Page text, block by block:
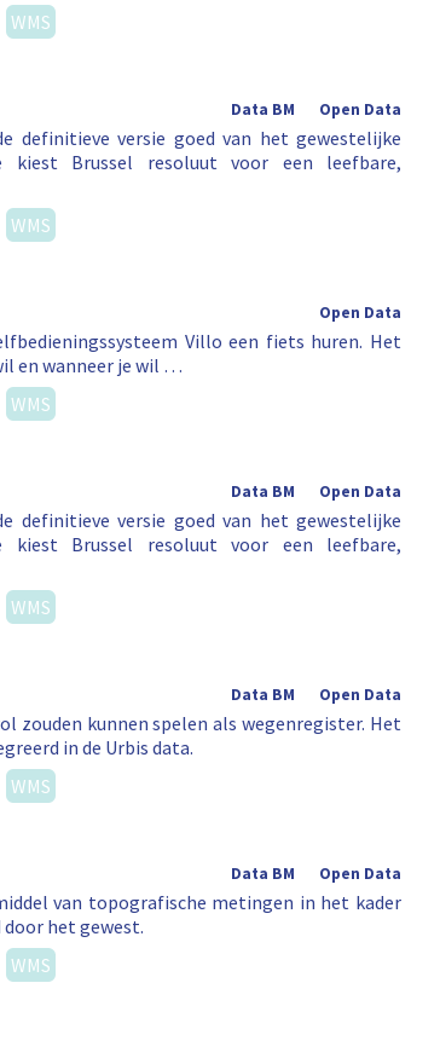
WMS
Open Data
Data BM
definitieve versie goed van het gewestelijke
kiest Brussel resoluut voor een leefbare,
WMS
Open Data
Villo een fiets huren. Het
en wanneer je wil …
WMS
Open Data
Data BM
definitieve versie goed van het gewestelijke
kiest Brussel resoluut voor een leefbare,
WMS
Open Data
Data BM
zouden kunnen spelen als wegenregister. Het
in de Urbis data.
WMS
Open Data
Data BM
van topografische metingen in het kader
door het gewest.
WMS